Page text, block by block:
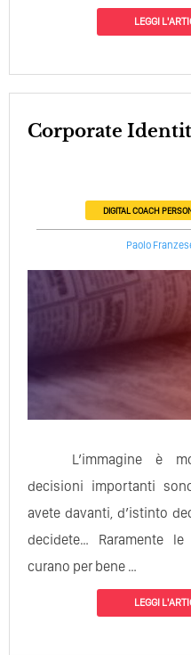
LEGGI
Corporate
DIGITAL COACH
Paolo
L’immagine è
decisioni importanti
avete davanti, d’istinto
decidete… Raramente
curano per bene …
LEGGI